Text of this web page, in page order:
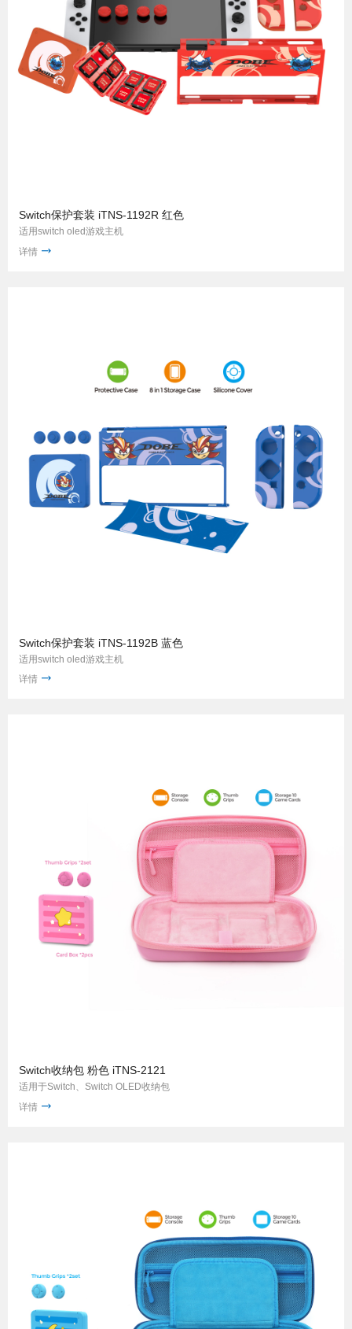
Switch保护套装 iTNS-1192R 红色
适用switch oled游戏主机
详情
Switch保护套装 iTNS-1192B 蓝色
适用switch oled游戏主机
详情
Switch收纳包 粉色 iTNS-2121
适用于Switch、Switch OLED收纳包
详情